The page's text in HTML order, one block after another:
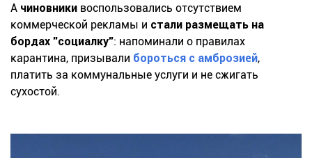
А чиновники воспользовались отсутствием
коммерческой рекламы и стали размещать на
бордах "социалку": напоминали о правилах
карантина, призывали бороться с амброзией,
платить за коммунальные услуги и не сжигать
сухостой.